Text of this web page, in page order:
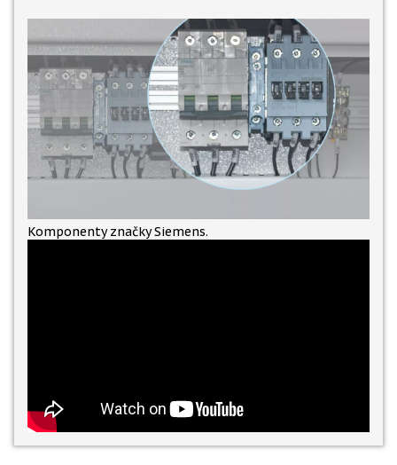
Komponenty značky Siemens.